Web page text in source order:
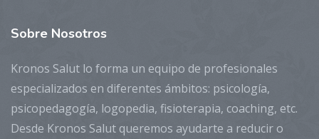
Sobre Nosotros
Kronos Salut lo forma un equipo de profesionales
especializados en diferentes ámbitos: psicología,
psicopedagogía, logopedia, fisioterapia, coaching, etc.
Desde Kronos Salut queremos ayudarte a reducir o